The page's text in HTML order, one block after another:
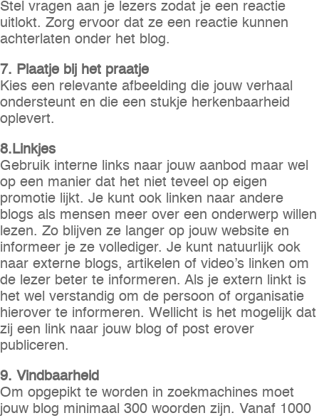
Stel vragen aan je lezers zodat je een reactie
uitlokt. Zorg ervoor dat ze een reactie kunnen
achterlaten onder het blog.
7. Plaatje bij het praatje
Kies een relevante afbeelding die jouw verhaal
ondersteunt en die een stukje herkenbaarheid
oplevert.
8.Linkjes
Gebruik interne links naar jouw aanbod maar wel
op een manier dat het niet teveel op eigen
promotie lijkt. Je kunt ook linken naar andere
blogs als mensen meer over een onderwerp willen
lezen. Zo blijven ze langer op jouw website en
informeer je ze vollediger. Je kunt natuurlijk ook
naar externe blogs, artikelen of video’s linken om
de lezer beter te informeren. Als je extern linkt is
het wel verstandig om de persoon of organisatie
hierover te informeren. Wellicht is het mogelijk dat
zij een link naar jouw blog of post erover
publiceren.
9. Vindbaarheid
Om opgepikt te worden in zoekmachines moet
jouw blog minimaal 300 woorden zijn. Vanaf 1000